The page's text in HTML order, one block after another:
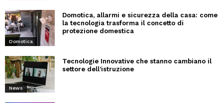
Domotica
Domotica, allarmi e sicurezza della casa: come
la tecnologia trasforma il concetto di
protezione domestica
News
Tecnologie Innovative che stanno cambiano il
settore dell’istruzione